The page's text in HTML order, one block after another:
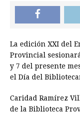
La edición XXI del
Provincial
y 7 del presente
el Día del
Caridad Ramírez
de la Biblioteca